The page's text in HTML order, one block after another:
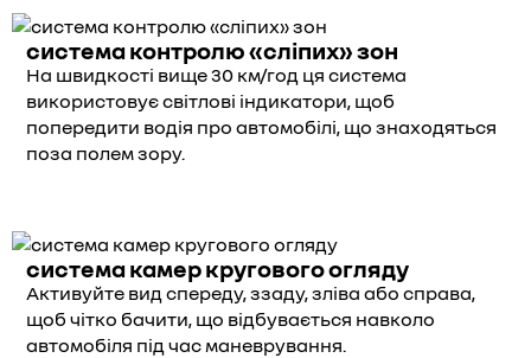
система контролю «сліпих» зон
На швидкості вище 30 км/год ця система
використовує світлові індикатори, щоб
попередити водія про автомобілі, що знаходяться
поза полем зору.
система камер кругового огляду
Активуйте вид спереду, ззаду, зліва або справа,
щоб чітко бачити, що відбувається навколо
автомобіля під час маневрування.